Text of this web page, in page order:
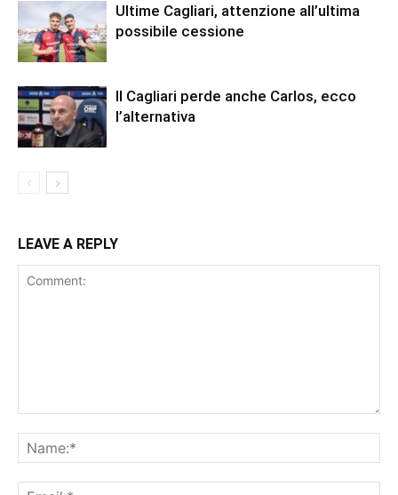
Ultime Cagliari, attenzione all’ultima
possibile cessione
Il Cagliari perde anche Carlos, ecco
l’alternativa
LEAVE A REPLY